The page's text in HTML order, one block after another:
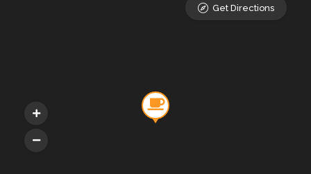
Get Directions